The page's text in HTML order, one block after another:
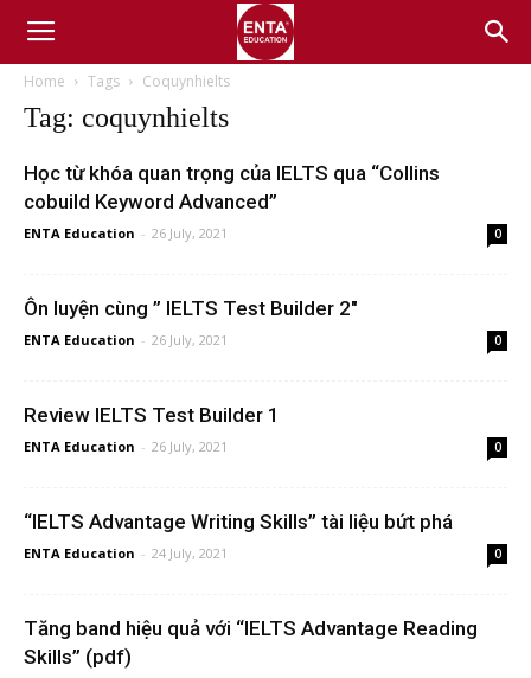
Home Tags Coquynhielts
Tag: coquynhielts
Học từ khóa quan trọng của IELTS qua “Collins
cobuild Keyword Advanced”
ENTA Education - 26 July, 2021 0
Ôn luyện cùng ” IELTS Test Builder 2″
ENTA Education - 26 July, 2021 0
Review IELTS Test Builder 1
ENTA Education - 26 July, 2021 0
“IELTS Advantage Writing Skills” tài liệu bứt phá
ENTA Education - 24 July, 2021 0
Tăng band hiệu quả với “IELTS Advantage Reading
Skills” (pdf)